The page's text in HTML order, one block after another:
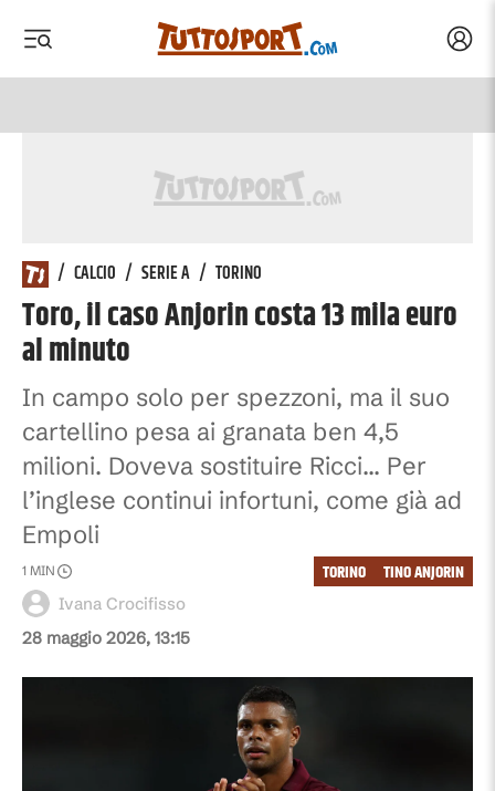
/ CALCIO / SERIE A / TORINO
Toro, il caso Anjorin costa 13 mila euro
al minuto
In campo solo per spezzoni, ma il suo
cartellino pesa ai granata ben 4,5
milioni. Doveva sostituire Ricci... Per
l’inglese continui infortuni, come già ad
Empoli
28 maggio 2026, 13:15
Ivana Crocifisso
1 MIN TINO ANJORIN
TORINO